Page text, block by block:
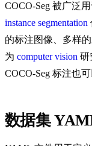
COCO-Seg 被广泛
instance segmentation
的标注图像、多样
为 computer vision 研
COCO-Seg 标注也
数据集